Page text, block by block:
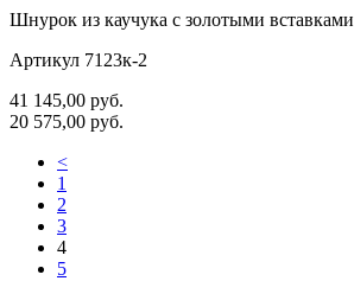
Шнурок из каучука с золотыми вставками
Артикул 7123к-2
41 145,00 руб.
20 575,00 руб.
<
1
2
3
4
5